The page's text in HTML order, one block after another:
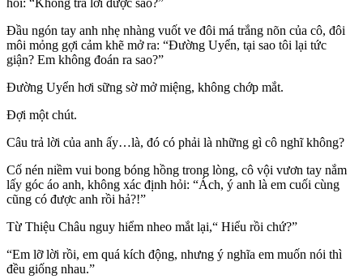
Đầu ngón tay anh nhẹ nhàng vuốt ve đôi má trắng nõn của cô, đôi
môi mỏng gợi cảm khẽ mở ra: “Đường Uyển, tại sao tôi lại tức
giận? Em không đoán ra sao?”
Đường Uyển hơi sững sờ mở miệng, không chớp mắt.
Đợi một chút.
Câu trả lời của anh ấy…là, đó có phải là những gì cô nghĩ không?
Cố nén niềm vui bong bóng hồng trong lòng, cô vội vươn tay nắm
lấy góc áo anh, không xác định hỏi: “Ách, ý anh là em cuối cùng
cũng có được anh rồi hả?!”
Từ Thiệu Châu nguy hiểm nheo mắt lại,“ Hiểu rồi chứ?”
“Em lỡ lời rồi, em quá kích động, nhưng ý nghĩa em muốn nói thì
đều giống nhau.”